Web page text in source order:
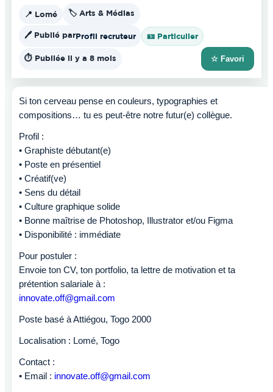
📍 Lomé 🏷️ Arts & Médias
🖊️ Publié parProfil recruteur 🪪 Particulier
⏱️ Publiée il y a 8 mois ☆ Favori
Si ton cerveau pense en couleurs, typographies et
compositions… tu es peut-être notre futur(e) collègue.
Profil :
• Graphiste débutant(e)
• Poste en présentiel
• Créatif(ve)
• Sens du détail
• Culture graphique solide
• Bonne maîtrise de Photoshop, Illustrator et/ou Figma
• Disponibilité : immédiate
Pour postuler :
Envoie ton CV, ton portfolio, ta lettre de motivation et ta
prétention salariale à :
innovate.off@gmail.com
Poste basé à Attiégou, Togo 2000
Localisation : Lomé, Togo
Contact :
• Email : innovate.off@gmail.com